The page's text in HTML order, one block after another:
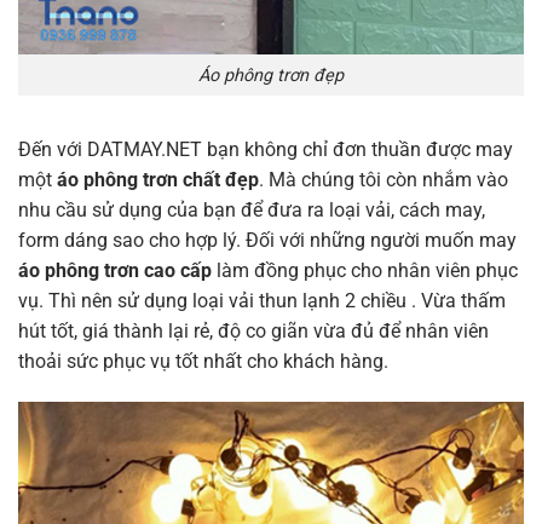
Áo phông trơn đẹp
Đến với DATMAY.NET bạn không chỉ đơn thuần được may
một áo phông trơn chất đẹp. Mà chúng tôi còn nhắm vào
nhu cầu sử dụng của bạn để đưa ra loại vải, cách may,
form dáng sao cho hợp lý. Đối với những người muốn may
áo phông trơn cao cấp làm đồng phục cho nhân viên phục
vụ. Thì nên sử dụng loại vải thun lạnh 2 chiều . Vừa thấm
hút tốt, giá thành lại rẻ, độ co giãn vừa đủ để nhân viên
thoải sức phục vụ tốt nhất cho khách hàng.